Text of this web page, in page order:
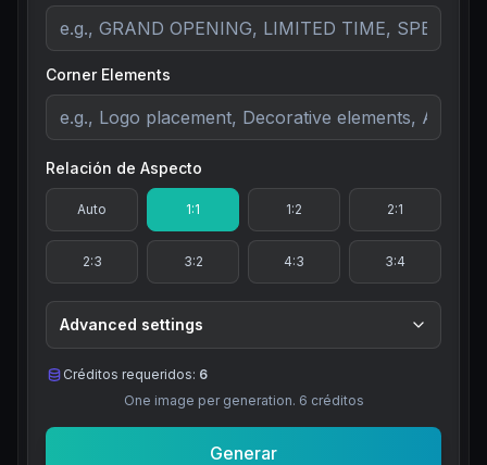
Corner Elements
Relación de Aspecto
Auto 1:1 1:2 2:1
2:3 3:2 4:3 3:4
Advanced settings
Créditos requeridos: 6
One image per generation. 6 créditos
Generar